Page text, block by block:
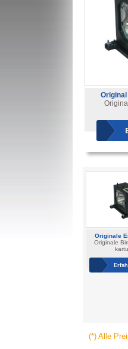
Originale
Originale
(*) Alle